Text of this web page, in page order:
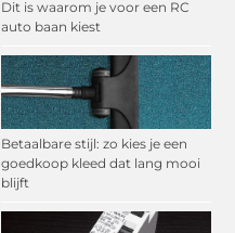
Dit is waarom je voor een RC
auto baan kiest
Betaalbare stijl: zo kies je een
goedkoop kleed dat lang mooi
blijft